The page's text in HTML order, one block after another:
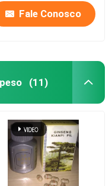
Fale Conosco
(11)